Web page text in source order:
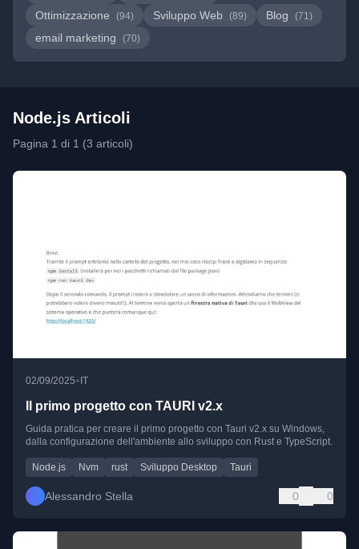
Ottimizzazione (94) Sviluppo Web (89) Blog (71)
email marketing (70)
Node.js Articoli
Pagina 1 di 1 (3 articoli)
02/09/2025• IT
Il primo progetto con TAURI v2.x
Guida pratica per creare il primo progetto con Tauri v2.x su Windows,
dalla configurazione dell'ambiente allo sviluppo con Rust e TypeScript.
Node.js Nvm rust Sviluppo Desktop Tauri
Alessandro Stella 0 0